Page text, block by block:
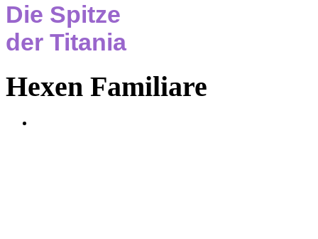
Die Spitze
der Titania
Hexen Familiare